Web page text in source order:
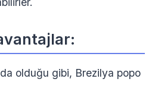
olduğu gibi, Brezilya popo